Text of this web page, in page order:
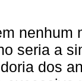
nenhum
seria a
dos